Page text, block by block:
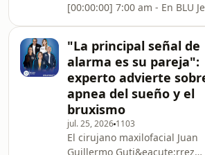
[00:00:00] 7:00 am - En BLU
[03:00:00] 10:00 am - En BLU
omnystudio.com/listener for
information.
"La principal señal de
alarma es su pareja":
experto advierte
apnea del sueño y el
bruxismo
jul. 25, 2026 1103
El cirujano maxilofacial Juan
Guillermo Guti&eacute;rrez